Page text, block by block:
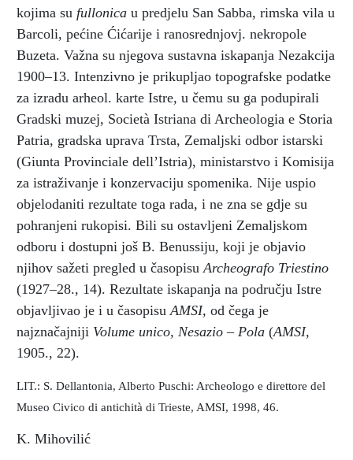
kojima su fullonica u predjelu San Sabba, rimska vila u
Barcoli, pećine Ćićarije i ranosrednjovj. nekropole
Buzeta. Važna su njegova sustavna iskapanja Nezakcija
1900–13. Intenzivno je prikupljao topografske podatke
za izradu arheol. karte Istre, u čemu su ga podupirali
Gradski muzej, Società Istriana di Archeologia e Storia
Patria, gradska uprava Trsta, Zemaljski odbor istarski
(Giunta Provinciale dell’Istria), ministarstvo i Komisija
za istraživanje i konzervaciju spomenika. Nije uspio
objelodaniti rezultate toga rada, i ne zna se gdje su
pohranjeni rukopisi. Bili su ostavljeni Zemaljskom
odboru i dostupni još B. Benussiju, koji je objavio
njihov sažeti pregled u časopisu Archeografo Triestino
(1927–28., 14). Rezultate iskapanja na području Istre
objavljivao je i u časopisu AMSI, od čega je
najznačajniji Volume unico, Nesazio – Pola (AMSI,
1905., 22).
LIT.: S. Dellantonia, Alberto Puschi: Archeologo e direttore del
Museo Civico di antichità di Trieste, AMSI, 1998, 46.
K. Mihovilić